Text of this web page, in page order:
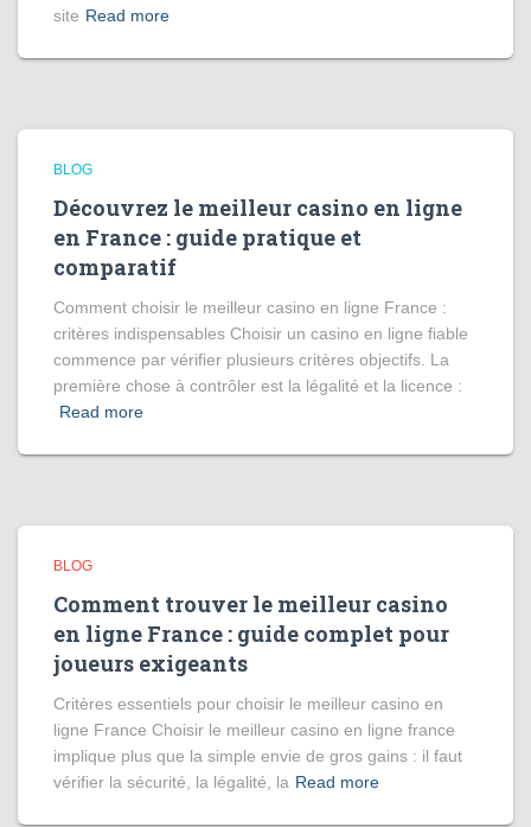
site Read more
BLOG
Découvrez le meilleur casino en ligne
en France : guide pratique et
comparatif
Comment choisir le meilleur casino en ligne France :
critères indispensables Choisir un casino en ligne fiable
commence par vérifier plusieurs critères objectifs. La
première chose à contrôler est la légalité et la licence :
Read more
BLOG
Comment trouver le meilleur casino
en ligne France : guide complet pour
joueurs exigeants
Critères essentiels pour choisir le meilleur casino en
ligne France Choisir le meilleur casino en ligne france
implique plus que la simple envie de gros gains : il faut
vérifier la sécurité, la légalité, la Read more